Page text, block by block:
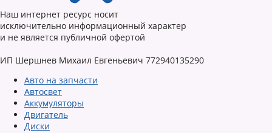
Наш интернет ресурс носит
исключительно информационный характер
и не является публичной офертой
ИП Шершнев Михаил Евгеньевич 772940135290
Авто на запчасти
Автосвет
Аккумуляторы
Двигатель
Диски